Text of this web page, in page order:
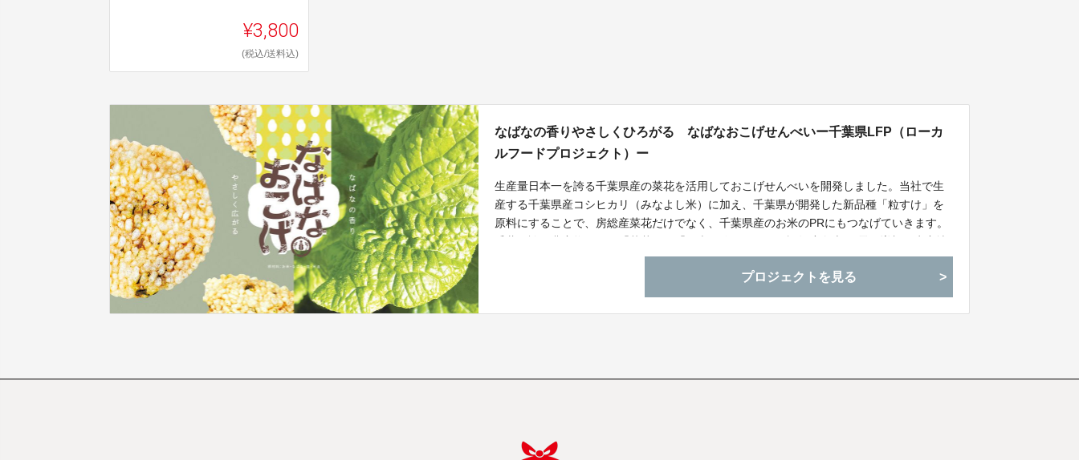
¥3,800
(税込/送料込)
なばなの香りやさしくひろがる なばなおこげせんべいー千葉県LFP（ローカ
ルフードプロジェクト）ー
生産量日本一を誇る千葉県産の菜花を活用しておこげせんべいを開発しました。当社で生
産する千葉県産コシヒカリ（みなよし米）に加え、千葉県が開発した新品種「粒すけ」を
原料にすることで、房総産菜花だけでなく、千葉県産のお米のPRにもつなげていきます。
域等における観光振興にもつなげることを目指します！
プロジェクトを見る